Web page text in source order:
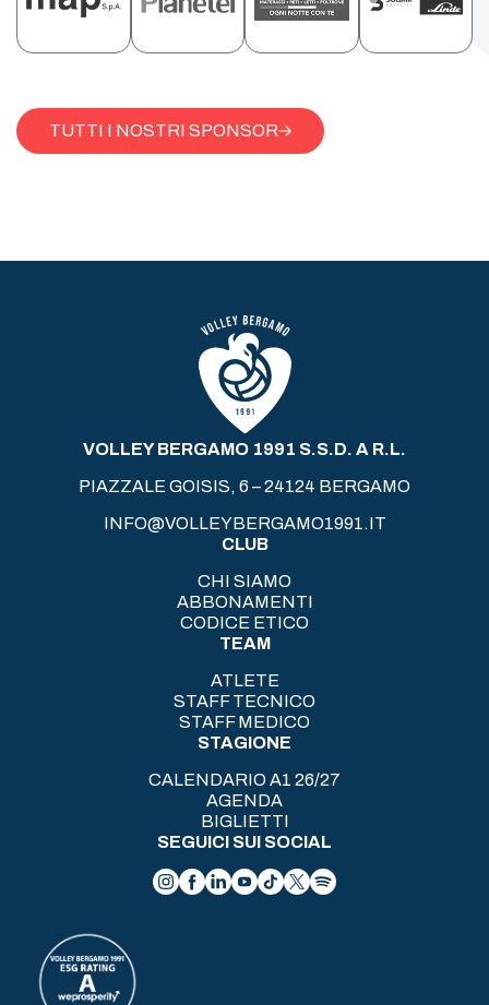
TUTTI I NOSTRI SPONSOR
VOLLEY BERGAMO 1991 S.S.D. A R.L.
PIAZZALE GOISIS, 6 – 24124 BERGAMO
INFO@VOLLEYBERGAMO1991.IT
CLUB
CHI SIAMO
ABBONAMENTI
CODICE ETICO
TEAM
ATLETE
STAFF TECNICO
STAFF MEDICO
STAGIONE
CALENDARIO A1 26/27
AGENDA
BIGLIETTI
SEGUICI SUI SOCIAL